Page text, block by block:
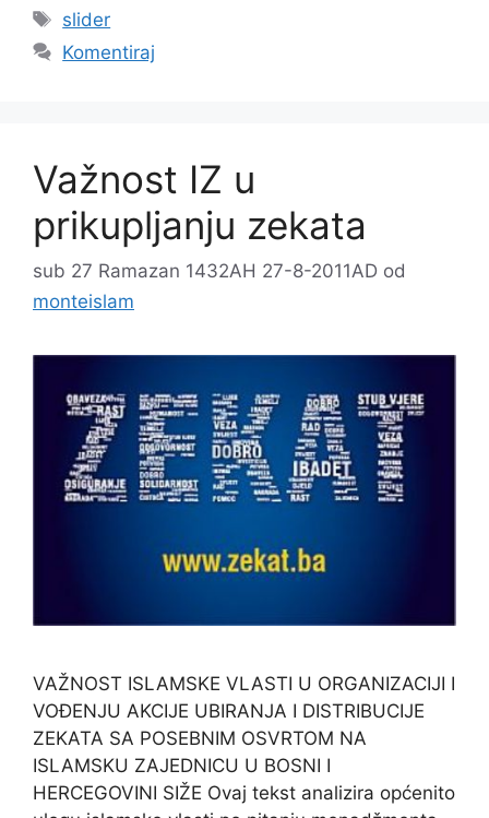
Oznake
slider
Komentiraj
Važnost IZ u
prikupljanju zekata
sub 27 Ramazan 1432AH 27-8-2011AD od
monteislam
VAŽNOST ISLAMSKE VLASTI U ORGANIZACIJI I
VOĐENJU AKCIJE UBIRANJA I DISTRIBUCIJE
ZEKATA SA POSEBNIM OSVRTOM NA
ISLAMSKU ZAJEDNICU U BOSNI I
HERCEGOVINI SIŽE Ovaj tekst analizira općenito